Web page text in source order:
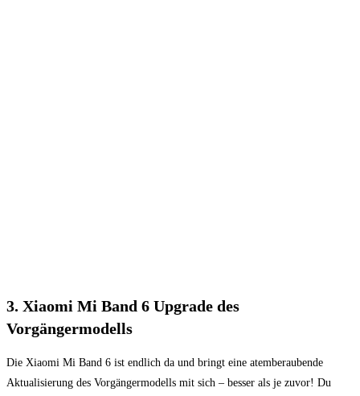
3. Xiaomi ⁣Mi Band 6 Upgrade des
Vorgängermodells
Die ⁢Xiaomi Mi Band 6 ist endlich da und bringt eine atemberaubende
Aktualisierung des ⁢Vorgängermodells ⁣mit​ sich – besser als je zuvor! Du